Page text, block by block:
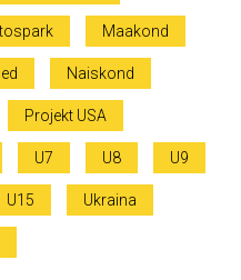
Maakond
Naiskond
Projekt USA
U7 U8 U9
U15 Ukraina